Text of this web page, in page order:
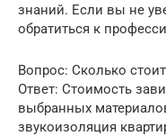
знаний. Если вы не
обратиться к
Вопрос: Сколько
Ответ: Стоимость
выбранных
звукоизоляция